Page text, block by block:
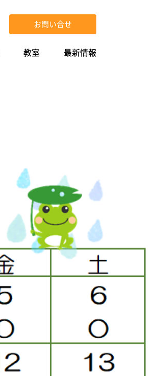
お問い合せ
教室 最新情報